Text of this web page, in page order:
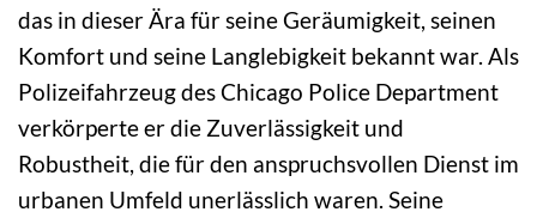
das in dieser Ära für seine Geräumigkeit, seinen
Komfort und seine Langlebigkeit bekannt war. Als
Polizeifahrzeug des Chicago Police Department
verkörperte er die Zuverlässigkeit und
Robustheit, die für den anspruchsvollen Dienst im
urbanen Umfeld unerlässlich waren. Seine